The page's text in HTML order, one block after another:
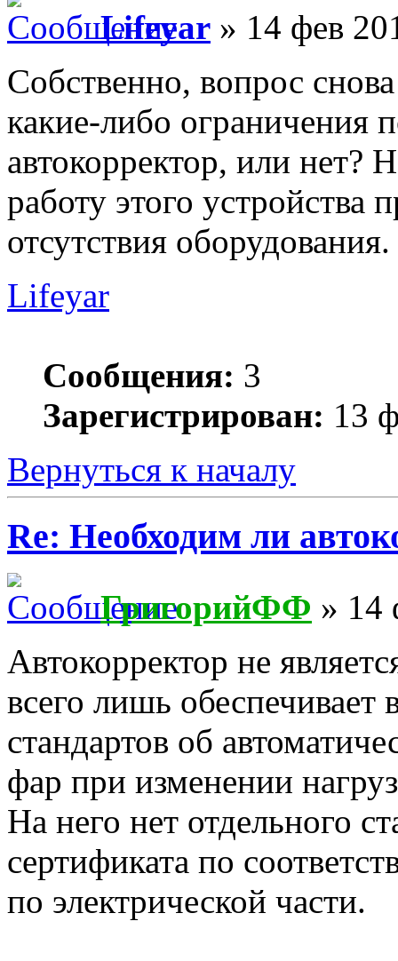
Lifeyar » 14 фев
Собственно, вопрос
какие-либо ограничения
автокорректор, или
работу этого устройства
отсутствия
Lifeyar
Сообщения: 3
Зарегистрирован: 13
Вернуться к началу
Re: Необходим ли
ГригорийФФ » 14
Автокорректор не
всего лишь
стандартов об
фар при изменении
На него нет отдельного
сертификата по
по электрической части.